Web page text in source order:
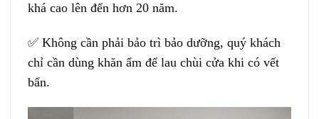
khá cao lên đến hơn 20 năm.
✅ Không cần phải bảo trì bảo dưỡng, quý khách
chỉ cần dùng khăn ẩm để lau chùi cửa khi có vết
bẩn.